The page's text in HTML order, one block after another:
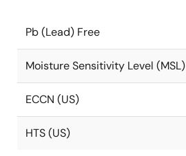
Pb (Lead) Free
Moisture Sensitivity Level (MSL)
ECCN (US)
HTS (US)